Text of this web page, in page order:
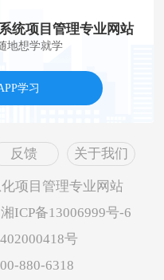
统项目管理专业网站
地想学就学
学习
反馈 关于我们
项目管理专业网站
ICP备13006999号-6
号
880-6318